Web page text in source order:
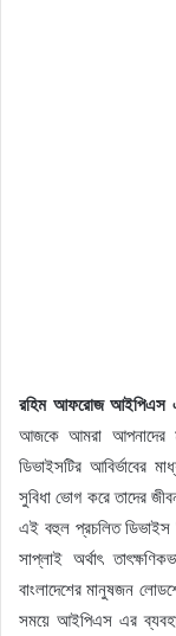
রহিম আফরোজ আইপিএস
আজকে আমরা আপনাদের
ডিভাইসটির আবির্ভাবের
সুবিধা ভোগ করে তাদের
এই বহুল প্রচলিত ডিভাইস
সাপ্লাই অর্থাৎ
বাংলাদেশের মানুষজন
সময়ে আইপিএস এর